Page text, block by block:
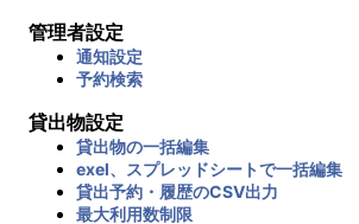
管理者設定
通知設定
予約検索
貸出物設定
貸出物の一括編集
exel、スプレッドシートで一括編集
貸出予約・履歴のCSV出力
最大利用数制限